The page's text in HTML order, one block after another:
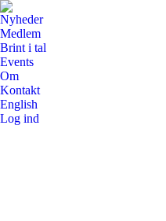
Nyheder
Medlem
Brint i tal
Events
Om
Kontakt
English
Log ind